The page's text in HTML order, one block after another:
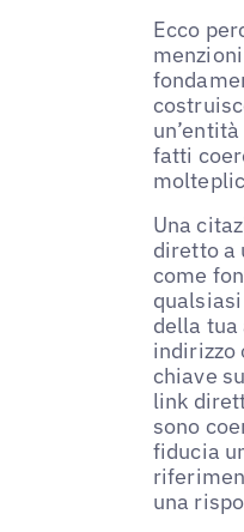
Ecco
fatti
Una
diretto a
come
della tua
indirizzo
chiave
link
sono
fiducia
una